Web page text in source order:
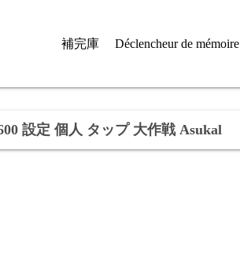
補完庫 Déclencheur de mémoire
設定 個人 タップ 大作戦 Asukal